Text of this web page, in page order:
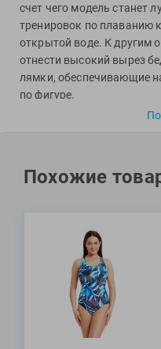
счет чего модель станет
тренировок по плаванию
открытой воде. К другим
отнести высокий вырез
лямки, обеспечивающие
по фигуре.
Ткань ECOLAST, из
скручивается в волокна
использования подобной
продолжительного
воздействию
ультрафиолетовых лучей.
Специалисты Proswim
Cable Zipped Hi Neck от
регулярных тренировок в
Похожие